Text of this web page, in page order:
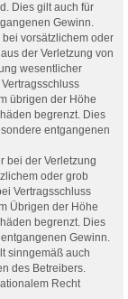
Dies gilt auch für
Gewinn.
vorsätzlichem oder
der Verletzung von
wesentlicher
übrigen der Höhe
begrenzt. Dies
entgangenen
bei der Verletzung
oder grob
Vertragsschluss
Übrigen der Höhe
begrenzt. Dies
Gewinn.
sinngemäß auch
des Betreibers.
Recht